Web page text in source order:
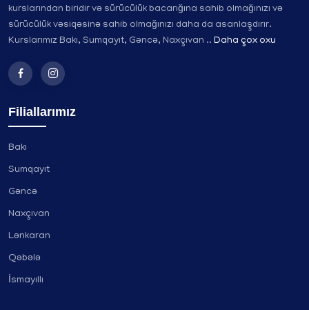
kurslarından biridir və sürücülük bacarığına sahib olmağınızı və
sürücülük vəsiqəsinə sahib olmağınızı daha da asanlaşdırır.
Kurslarımız Bakı, Sumqayıt, Gəncə, Naxçıvan .. Daha çox oxu
Filiallarımız
Bakı
Sumqayıt
Gəncə
Naxçıvan
Lənkaran
Qəbələ
İsmayıllı